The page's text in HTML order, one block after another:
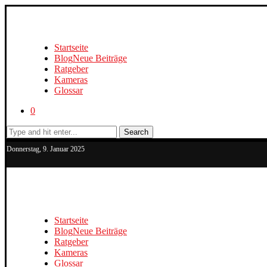
Startseite
BlogNeue Beiträge
Ratgeber
Kameras
Glossar
0
Search
Donnerstag, 9. Januar 2025
Startseite
BlogNeue Beiträge
Ratgeber
Kameras
Glossar